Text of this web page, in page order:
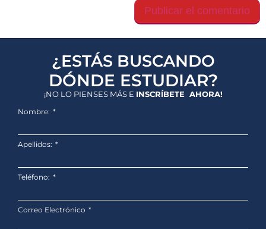
¿ESTÁS BUSCANDO
DÓNDE ESTUDIAR?
¡NO LO PIENSES MÁS E INSCRÍBETE AHORA!
Nombre:
Apellidos:
Teléfono:
Correo Electrónico